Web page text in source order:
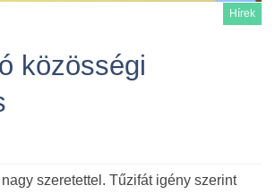
Hírek
közösségi
szeretettel. Tűzifát igény szerint